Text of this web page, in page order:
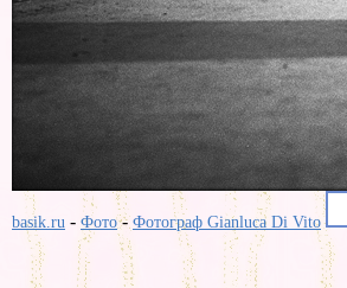
basik.ru - Фото-Фотограф Gianluca Di Vito